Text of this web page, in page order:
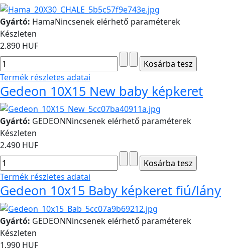
Gyártó: HamaNincsenek elérhető paraméterek
Készleten
2.890 HUF
Termék részletes adatai
Gedeon 10X15 New baby képkeret
Gyártó: GEDEONNincsenek elérhető paraméterek
Készleten
2.490 HUF
Termék részletes adatai
Gedeon 10x15 Baby képkeret fiú/lány
Gyártó: GEDEONNincsenek elérhető paraméterek
Készleten
1.990 HUF